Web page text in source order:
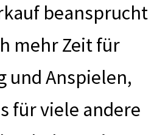
beansprucht
mehr Zeit für
und Anspielen,
für viele andere